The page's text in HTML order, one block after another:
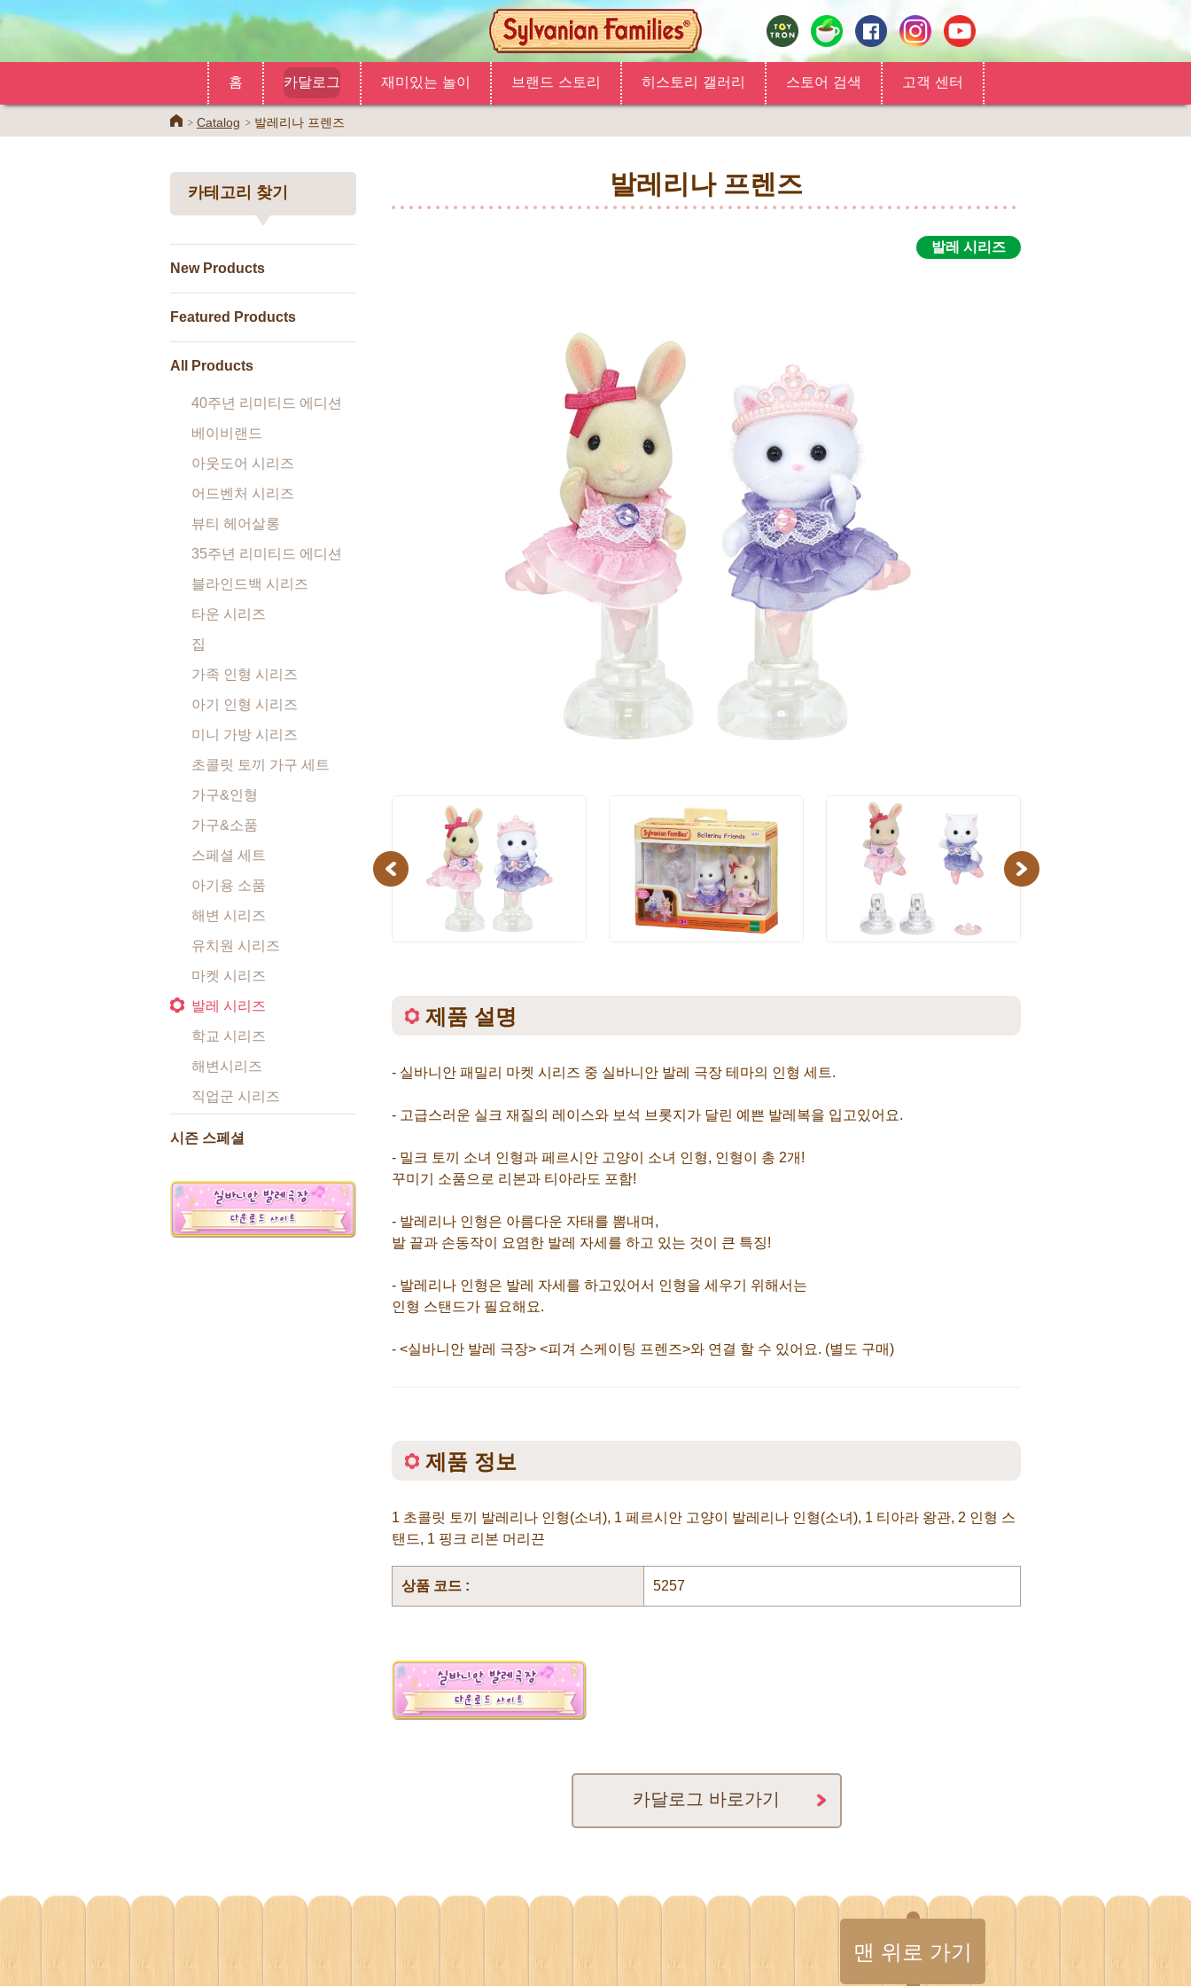
홈 카달로그 재미있는 놀이 브랜드 스토리 히스토리 갤러리 스토어 검색 고객 센터
HomeCatalog 발레리나 프렌즈
카테고리 찾기
New Products
Featured Products
All Products
40주년 리미티드 에디션
베이비랜드
아웃도어 시리즈
어드벤처 시리즈
뷰티 헤어살롱
35주년 리미티드 에디션
블라인드백 시리즈
타운 시리즈
집
가족 인형 시리즈
아기 인형 시리즈
미니 가방 시리즈
초콜릿 토끼 가구 세트
가구&인형
가구&소품
스페셜 세트
아기용 소품
해변 시리즈
유치원 시리즈
마켓 시리즈
발레 시리즈
학교 시리즈
해변시리즈
직업군 시리즈
시즌 스페셜
발레리나 프렌즈
발레 시리즈
Previous Next
제품 설명
- 실바니안 패밀리 마켓 시리즈 중 실바니안 발레 극장 테마의 인형 세트.
- 고급스러운 실크 재질의 레이스와 보석 브롯지가 달린 예쁜 발레복을 입고있어요.
- 밀크 토끼 소녀 인형과 페르시안 고양이 소녀 인형, 인형이 총 2개!
꾸미기 소품으로 리본과 티아라도 포함!
- 발레리나 인형은 아름다운 자태를 뽐내며,
발 끝과 손동작이 요염한 발레 자세를 하고 있는 것이 큰 특징!
- 발레리나 인형은 발레 자세를 하고있어서 인형을 세우기 위해서는
인형 스탠드가 필요해요.
- <실바니안 발레 극장> <피겨 스케이팅 프렌즈>와 연결 할 수 있어요. (별도 구매)
제품 정보
1 초콜릿 토끼 발레리나 인형(소녀), 1 페르시안 고양이 발레리나 인형(소녀), 1 티아라 왕관, 2 인형 스
탠드, 1 핑크 리본 머리끈
상품 코드 : 5257
카달로그 바로가기
맨 위로 가기